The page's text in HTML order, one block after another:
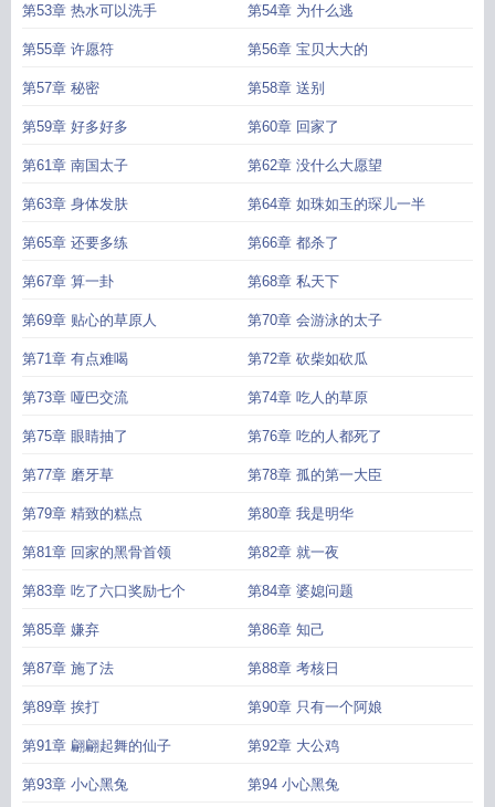
第53章 热水可以洗手 第54章 为什么逃
第55章 许愿符 第56章 宝贝大大的
第57章 秘密 第58章 送别
第59章 好多好多 第60章 回家了
第61章 南国太子 第62章 没什么大愿望
第63章 身体发肤 第64章 如珠如玉的琛儿一半
第65章 还要多练 第66章 都杀了
第67章 算一卦 第68章 私天下
第69章 贴心的草原人 第70章 会游泳的太子
第71章 有点难喝 第72章 砍柴如砍瓜
第73章 哑巴交流 第74章 吃人的草原
第75章 眼睛抽了 第76章 吃的人都死了
第77章 磨牙草 第78章 孤的第一大臣
第79章 精致的糕点 第80章 我是明华
第81章 回家的黑骨首领 第82章 就一夜
第83章 吃了六口奖励七个 第84章 婆媳问题
第85章 嫌弃 第86章 知己
第87章 施了法 第88章 考核日
第89章 挨打 第90章 只有一个阿娘
第91章 翩翩起舞的仙子 第92章 大公鸡
第93章 小心黑兔 第94 小心黑兔